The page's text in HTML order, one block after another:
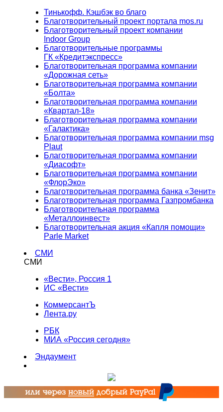
Тинькофф. Кэшбэк во благо
Благотворительный проект портала mos.ru
Благотворительный проект компании
Indoor Group
Благотворительные программы
ГК «Кредитэкспресс»
Благотворительная программа компании
«Дорожная сеть»
Благотворительная программа компании
«Болта»
Благотворительная программа компании
«Квартал-18»
Благотворительная программа компании
«Галактика»
Благотворительная программа компании msg
Plaut
Благотворительная программа компании
«Диасофт»
Благотворительная программа компании
«ФлорЭко»
Благотворительная программа банка «Зенит»
Благотворительная программа Газпромбанка
Благотворительная программа
«Металлоинвест»
Благотворительная акция «Капля помощи»
Parle Market
СМИ
СМИ
«Вести», Россия 1
ИС «Вести»
КоммерсантЪ
Лента.ру
РБК
МИА «Россия сегодня»
Эндаумент